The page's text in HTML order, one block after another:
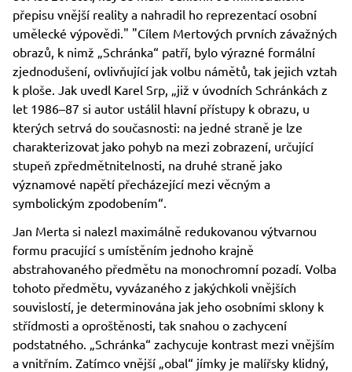
přepisu vnější reality a nahradil ho reprezentací osobní
umělecké výpovědi." "Cílem Mertových prvních závažných
obrazů, k nimž „Schránka“ patří, bylo výrazné formální
zjednodušení, ovlivňující jak volbu námětů, tak jejich vztah
k ploše. Jak uvedl Karel Srp, „již v úvodních Schránkách z
let 1986–87 si autor ustálil hlavní přístupy k obrazu, u
kterých setrvá do současnosti: na jedné straně je lze
charakterizovat jako pohyb na mezi zobrazení, určující
stupeň zpředmětnitelnosti, na druhé straně jako
významové napětí přecházející mezi věcným a
symbolickým zpodobením“.
Jan Merta si nalezl maximálně redukovanou výtvarnou
formu pracující s umístěním jednoho krajně
abstrahovaného předmětu na monochromní pozadí. Volba
tohoto předmětu, vyvázaného z jakýchkoli vnějších
souvislostí, je determinována jak jeho osobními sklony k
střídmosti a oproštěnosti, tak snahou o zachycení
podstatného. „Schránka“ zachycuje kontrast mezi vnějším
a vnitřním. Zatímco vnější „obal“ jímky je malířsky klidný,